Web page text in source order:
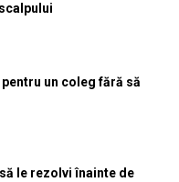
un coleg fără să
le rezolvi înainte de